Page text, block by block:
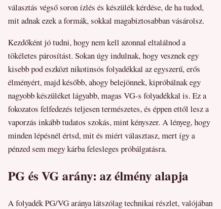
választás végső soron ízlés és készülék kérdése, de ha tudod,
mit adnak ezek a formák, sokkal magabiztosabban vásárolsz.
Kezdőként jó tudni, hogy nem kell azonnal eltalálnod a
tökéletes párosítást. Sokan úgy indulnak, hogy vesznek egy
kisebb pod eszközt nikotinsós folyadékkal az egyszerű, erős
élményért, majd később, ahogy belejönnek, kipróbálnak egy
nagyobb készüléket lágyabb, magas VG-s folyadékkal is. Ez a
fokozatos felfedezés teljesen természetes, és éppen ettől lesz a
vaporzás inkább tudatos szokás, mint kényszer. A lényeg, hogy
minden lépésnél értsd, mit és miért választasz, mert így a
pénzed sem megy kárba felesleges próbálgatásra.
PG és VG arány: az élmény alapja
A folyadék PG/VG aránya látszólag technikai részlet, valójában